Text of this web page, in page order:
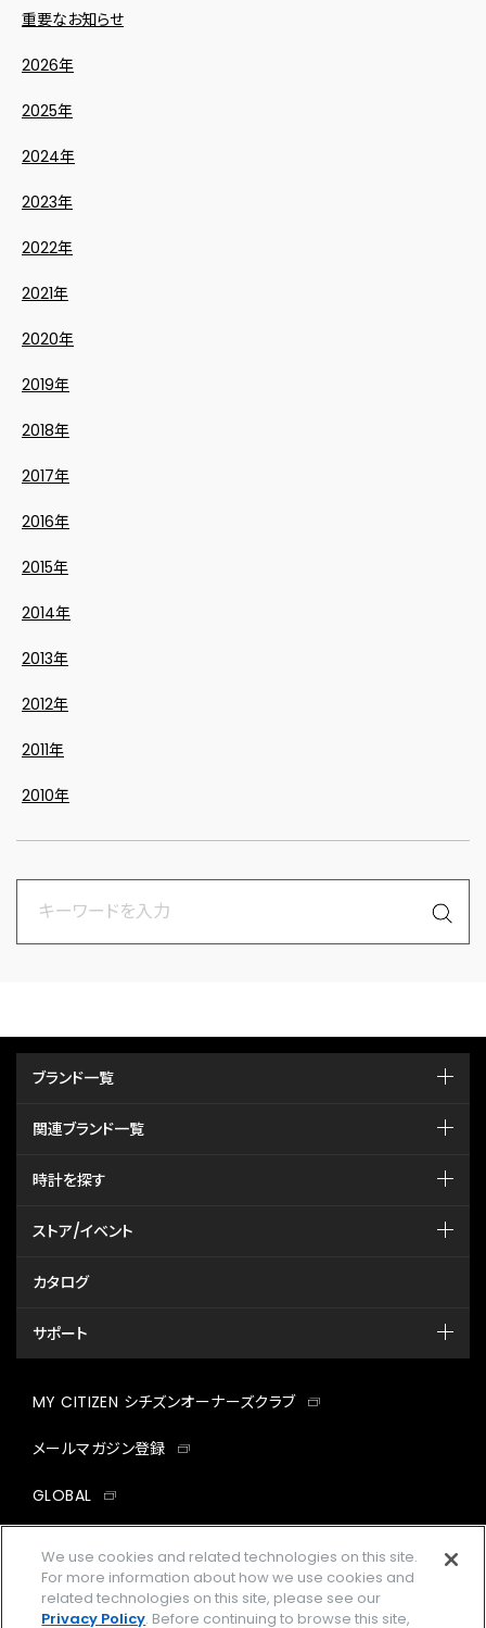
重要なお知らせ
2026年
2025年
2024年
2023年
2022年
2021年
2020年
2019年
2018年
2017年
2016年
2015年
2014年
2013年
2012年
2011年
2010年
ブランド一覧
関連ブランド一覧
時計を探す
ストア/イベント
カタログ
サポート
MY CITIZEN シチズンオーナーズクラブ
メールマガジン登録
GLOBAL
facebookinstagramtwitter
We use cookies and related technologies on this site.
For more information about how we use cookies and
related technologies on this site, please see our
Privacy Policy. Before continuing to browse this site,